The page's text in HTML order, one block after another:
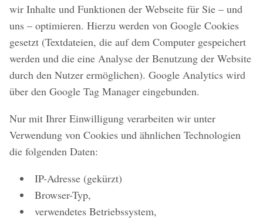
wir Inhalte und Funktionen der Webseite für Sie – und
uns – optimieren. Hierzu werden von Google Cookies
gesetzt (Textdateien, die auf dem Computer gespeichert
werden und die eine Analyse der Benutzung der Website
durch den Nutzer ermöglichen). Google Analytics wird
über den Google Tag Manager eingebunden.
Nur mit Ihrer Einwilligung verarbeiten wir unter
Verwendung von Cookies und ähnlichen Technologien
die folgenden Daten:
IP-Adresse (gekürzt)
Browser-Typ,
verwendetes Betriebssystem,